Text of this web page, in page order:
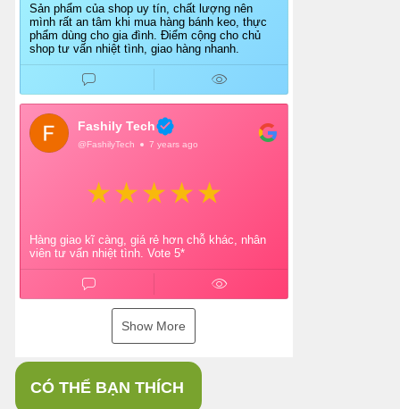
Sản phẩm của shop uy tín, chất lượng nên
mình rất an tâm khi mua hàng bánh keo, thực
phẩm dùng cho gia đình. Điểm cộng cho chủ
shop tư vấn nhiệt tình, giao hàng nhanh.
Fashily Tech
@FashilyTech 7 years ago
Hàng giao kĩ càng, giá rẻ hơn chỗ khác, nhân
viên tư vấn nhiệt tình. Vote 5*
Show More
CÓ THỂ BẠN THÍCH